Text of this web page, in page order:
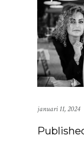
januari 11, 2024